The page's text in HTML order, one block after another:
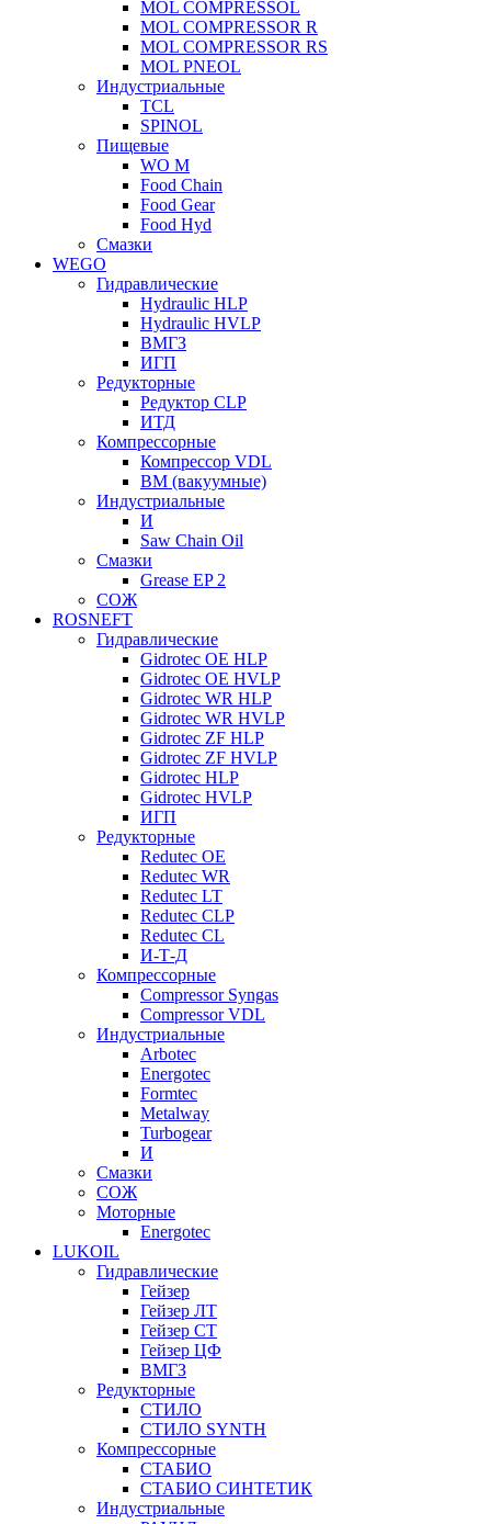
MOL COMPRESSOL
MOL COMPRESSOR R
MOL COMPRESSOR RS
MOL PNEOL
Индустриальные
TCL
SPINOL
Пищевые
WO M
Food Chain
Food Gear
Food Hyd
Смазки
WEGO
Гидравлические
Hydraulic HLP
Hydraulic HVLP
ВМГЗ
ИГП
Редукторные
Редуктор CLP
ИТД
Компрессорные
Компрессор VDL
ВМ (вакуумные)
Индустриальные
И
Saw Chain Oil
Смазки
Grease EP 2
СОЖ
ROSNEFT
Гидравлические
Gidrotec OE HLP
Gidrotec OE HVLP
Gidrotec WR HLP
Gidrotec WR HVLP
Gidrotec ZF HLP
Gidrotec ZF HVLP
Gidrotec HLP
Gidrotec HVLP
ИГП
Редукторные
Redutec OE
Redutec WR
Redutec LT
Redutec CLP
Redutec CL
И-Т-Д
Компрессорные
Compressor Syngas
Compressor VDL
Индустриальные
Arbotec
Energotec
Formtec
Metalway
Turbogear
И
Смазки
СОЖ
Моторные
Energotec
LUKOIL
Гидравлические
Гейзер
Гейзер ЛТ
Гейзер СТ
Гейзер ЦФ
ВМГЗ
Редукторные
СТИЛО
СТИЛО SYNTH
Компрессорные
СТАБИО
СТАБИО СИНТЕТИК
Индустриальные